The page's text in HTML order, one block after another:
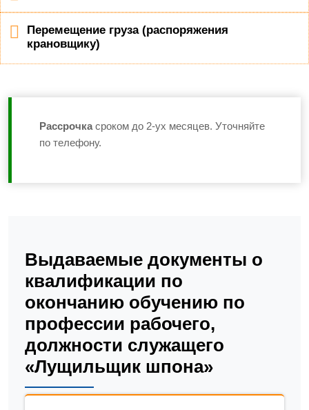
Перемещение груза (распоряжения
крановщику)
Рассрочка сроком до 2-ух месяцев. Уточняйте
по телефону.
Выдаваемые документы о
квалификации по
окончанию обучению по
профессии рабочего,
должности служащего
«Лущильщик шпона»